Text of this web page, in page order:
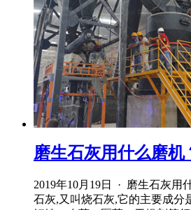
磨生石灰用什么磨机
2019年10月19日 · 磨生石灰用
石灰,又叫烧石灰,它的主要成分